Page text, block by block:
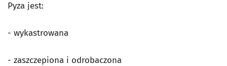
Pyza jest:
- wykastrowana
- zaszczepiona i odrobaczona